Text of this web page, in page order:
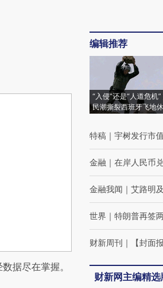
据尽在掌握。
编辑推荐
“入侵”还是“人道危机”
民潮撕裂西班牙飞地
特稿 ｜ 宇树发行市
金融 ｜ 在岸人民币
金融我闻 ｜ 艾路明
世界 ｜ 特朗普再签
财新周刊 ｜ 【封面
财新网主编精